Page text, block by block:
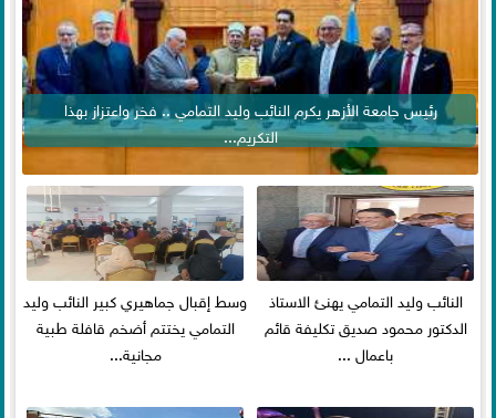
رئيس جامعة الأزهر يكرم النائب وليد التمامي .. فخر واعتزاز بهذا
التكريم...
النائب وليد التمامي يهنئ الاستاذ
الدكتور محمود صديق تكليفة قائم
باعمال ...
وسط إقبال جماهيري كبير النائب وليد
التمامي يختتم أضخم قافلة طبية
مجانية...